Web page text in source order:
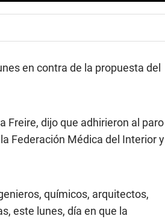
en contra de la propuesta del
Freire, dijo que adhirieron al paro
Federación Médica del Interior y
químicos, arquitectos,
este lunes, día en que la